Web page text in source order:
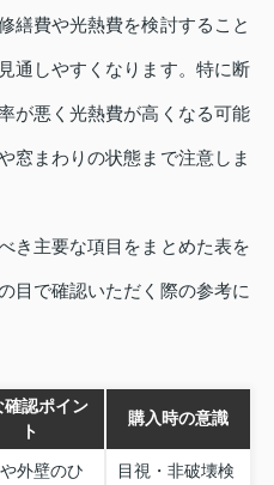
繕費や光熱費を検討すること
通しやすくなります。特に断
が悪く光熱費が高くなる可能
窓まわりの状態まで注意しま
き主要な項目をまとめた表を
目で確認いただく際の参考に
確認ポイン
ト
購入時の意識
外壁のひ
目視・非破壊検